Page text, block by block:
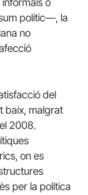
o
polític—, la
no
del
baix, malgrat
2008.
on es
per la política